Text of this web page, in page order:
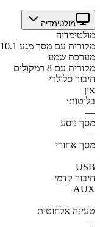
—
מולטימדיה
מולטימדיה
מקורית עם מסך מגע 10.1 אינץ'
מערכת שמע
מקורית עם 8 רמקולים
חיבור סלולרי
אין
בלוטות׳
—
מסך נוסע
—
מסך אחורי
—
USB
חיבור קדמי
AUX
—
טעינה אלחוטית
—